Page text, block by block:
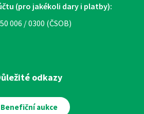
(pro jakékoli dary i platby):
006 / 0300 (ČSOB)
odkazy
Benefiční aukce